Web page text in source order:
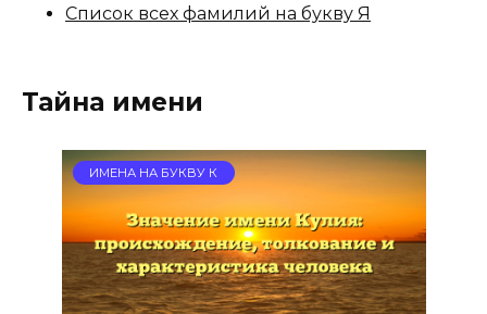
Список всех фамилий на букву Я
Тайна имени
ИМЕНА НА БУКВУ К